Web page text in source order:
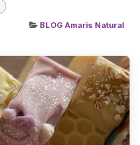
BLOG Amaris Natural